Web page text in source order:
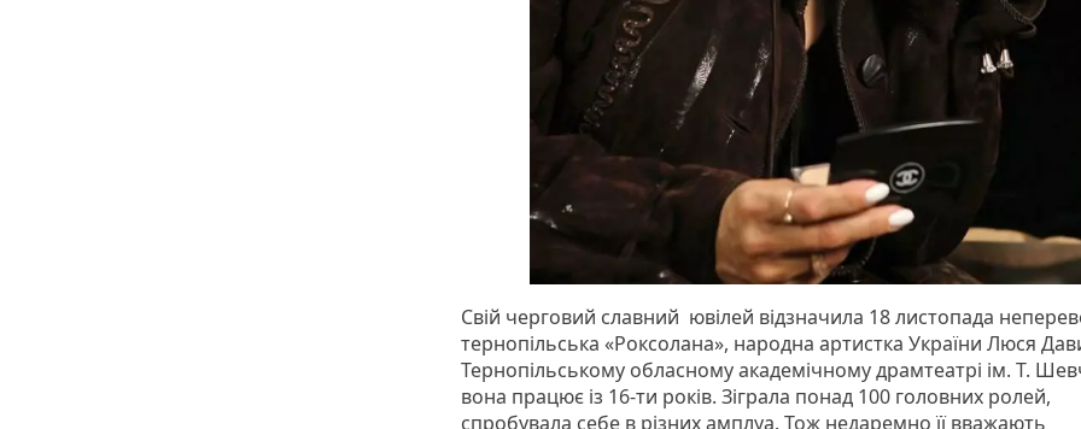
Свій черговий славний ювілей відзначила 18 листопада
тернопільська «Роксолана», народна артистка України Люся
Тернопільському обласному академічному драмтеатрі ім. Т.
вона працює із 16-ти років. Зіграла понад 100 головних ролей,
спробувала себе в різних амплуа. Тож недаремно її вважають